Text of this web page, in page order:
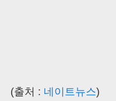
(출처 : 네이트뉴스)